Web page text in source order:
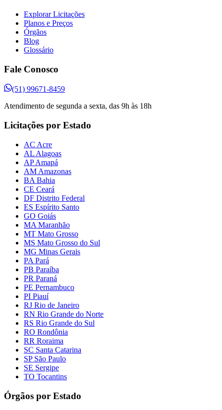
Explorar Licitações
Planos e Preços
Órgãos
Blog
Glossário
Fale Conosco
(51) 99671-8459
Atendimento de segunda a sexta, das 9h às 18h
Licitações por Estado
AC Acre
AL Alagoas
AP Amapá
AM Amazonas
BA Bahia
CE Ceará
DF Distrito Federal
ES Espírito Santo
GO Goiás
MA Maranhão
MT Mato Grosso
MS Mato Grosso do Sul
MG Minas Gerais
PA Pará
PB Paraíba
PR Paraná
PE Pernambuco
PI Piauí
RJ Rio de Janeiro
RN Rio Grande do Norte
RS Rio Grande do Sul
RO Rondônia
RR Roraima
SC Santa Catarina
SP São Paulo
SE Sergipe
TO Tocantins
Órgãos por Estado